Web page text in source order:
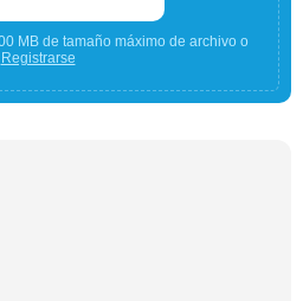
MB de tamaño máximo de archivo o
Registrarse